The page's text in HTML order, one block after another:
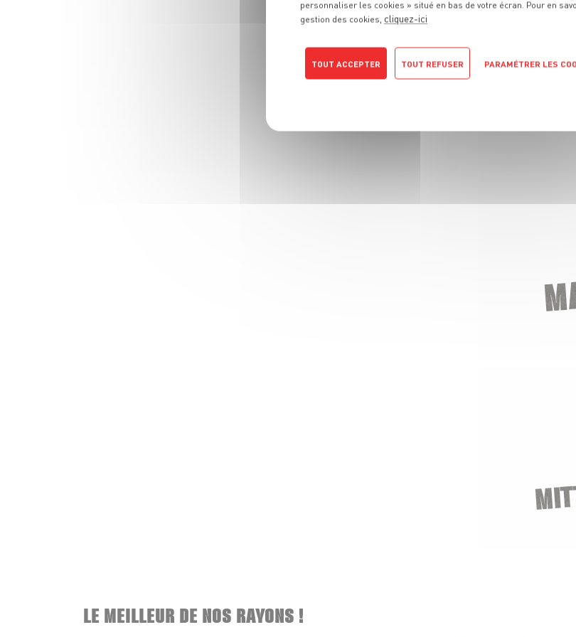
LE MEILLEUR DE NOS RAYONS !
personnaliser les cookies » situé en bas de votre écran. Pour en
gestion des cookies, cliquez-ici
TOUT ACCEPTER TOUT REFUSER PARAMÉTRER LES